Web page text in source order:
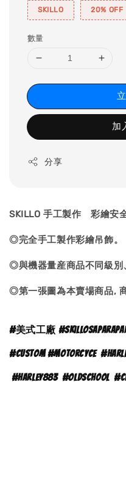
SKILLO 20% OFF
數量
加
分享
SKILLO 手工製作 彩繪安
◎完全手工製作彩繪吊飾
◎與機器量産商品不同級別
◎第一張圖為本賣場商品,
#美式工廠
#custom #motorcyce#
#harley883 #oldschool